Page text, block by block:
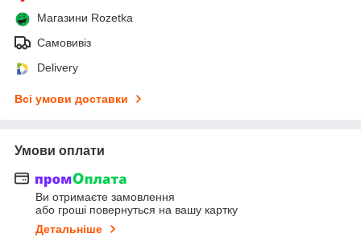
Магазини Rozetka
Самовивіз
Delivery
Всі умови доставки
Умови оплати
Ви отримаєте замовлення
або гроші повернуться на вашу картку
Детальніше